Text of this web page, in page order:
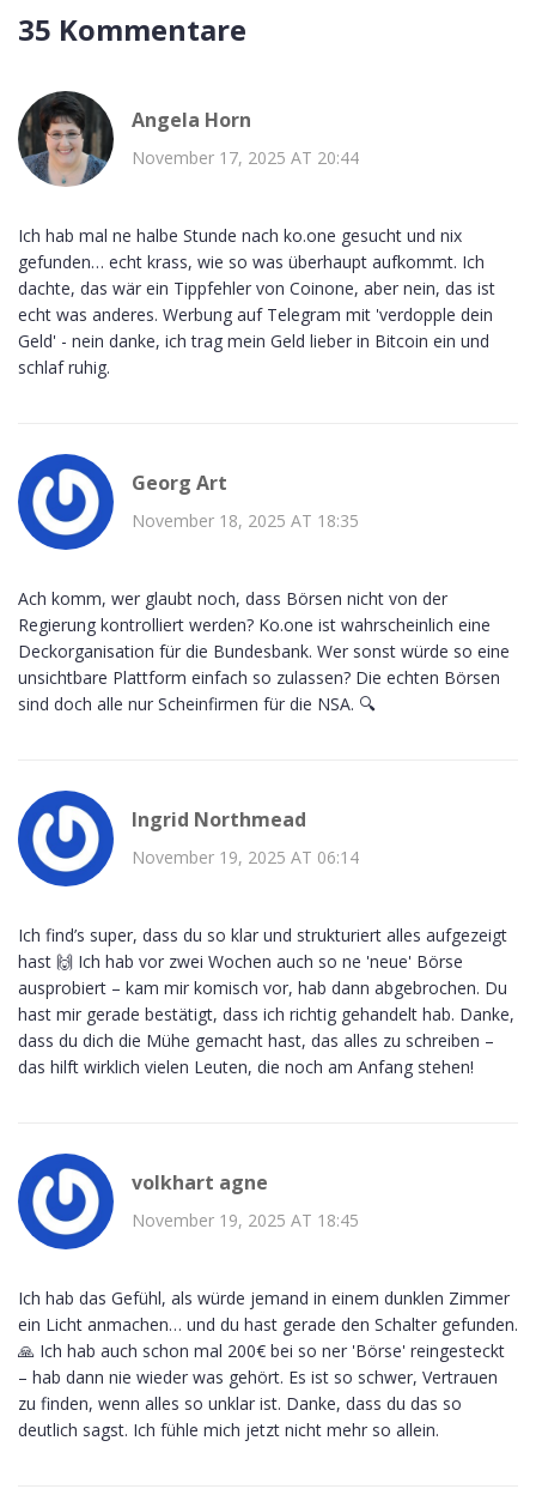
35 Kommentare
Angela Horn
November 17, 2025 AT 20:44
Ich hab mal ne halbe Stunde nach ko.one gesucht und nix
gefunden… echt krass, wie so was überhaupt aufkommt. Ich
dachte, das wär ein Tippfehler von Coinone, aber nein, das ist
echt was anderes. Werbung auf Telegram mit 'verdopple dein
Geld' - nein danke, ich trag mein Geld lieber in Bitcoin ein und
schlaf ruhig.
Georg Art
November 18, 2025 AT 18:35
Ach komm, wer glaubt noch, dass Börsen nicht von der
Regierung kontrolliert werden? Ko.one ist wahrscheinlich eine
Deckorganisation für die Bundesbank. Wer sonst würde so eine
unsichtbare Plattform einfach so zulassen? Die echten Börsen
sind doch alle nur Scheinfirmen für die NSA. 🔍
Ingrid Northmead
November 19, 2025 AT 06:14
Ich find’s super, dass du so klar und strukturiert alles aufgezeigt
hast 🙌 Ich hab vor zwei Wochen auch so ne 'neue' Börse
ausprobiert – kam mir komisch vor, hab dann abgebrochen. Du
hast mir gerade bestätigt, dass ich richtig gehandelt hab. Danke,
dass du dich die Mühe gemacht hast, das alles zu schreiben –
das hilft wirklich vielen Leuten, die noch am Anfang stehen!
volkhart agne
November 19, 2025 AT 18:45
Ich hab das Gefühl, als würde jemand in einem dunklen Zimmer
ein Licht anmachen… und du hast gerade den Schalter gefunden.
🙏 Ich hab auch schon mal 200€ bei so ner 'Börse' reingesteckt
– hab dann nie wieder was gehört. Es ist so schwer, Vertrauen
zu finden, wenn alles so unklar ist. Danke, dass du das so
deutlich sagst. Ich fühle mich jetzt nicht mehr so allein.